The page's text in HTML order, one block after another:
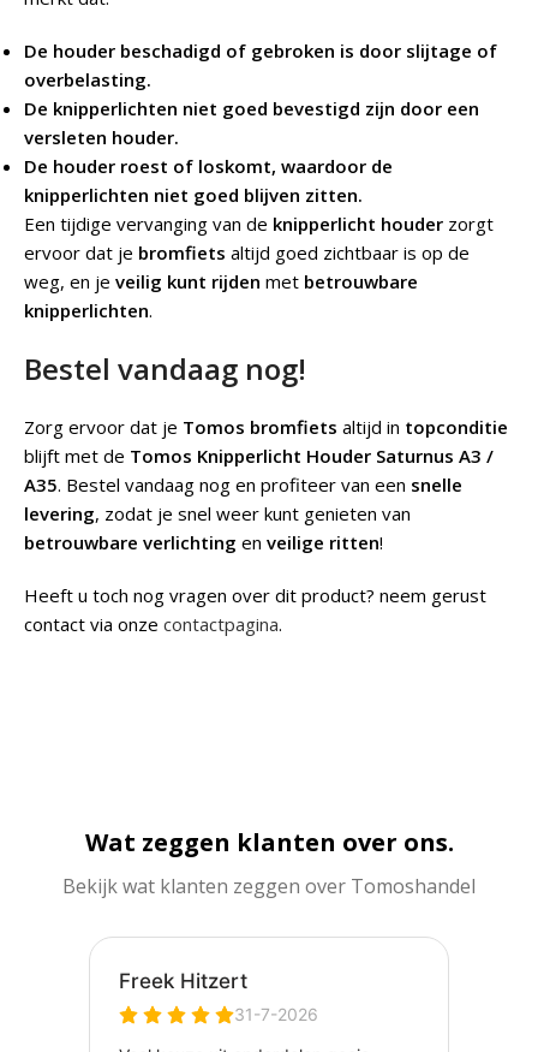
De houder beschadigd of gebroken is door slijtage of
overbelasting.
De knipperlichten niet goed bevestigd zijn door een
versleten houder.
De houder roest of loskomt, waardoor de
knipperlichten niet goed blijven zitten.
Een tijdige vervanging van de knipperlicht houder zorgt
ervoor dat je bromfiets altijd goed zichtbaar is op de
weg, en je veilig kunt rijden met betrouwbare
knipperlichten.
Bestel vandaag nog!
Zorg ervoor dat je Tomos bromfiets altijd in topconditie
blijft met de Tomos Knipperlicht Houder Saturnus A3 /
A35. Bestel vandaag nog en profiteer van een snelle
levering, zodat je snel weer kunt genieten van
betrouwbare verlichting en veilige ritten!
Heeft u toch nog vragen over dit product? neem gerust
contact via onze contactpagina.
Wat zeggen klanten over ons.
Bekijk wat klanten zeggen over Tomoshandel